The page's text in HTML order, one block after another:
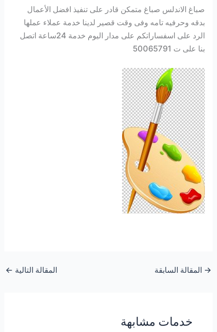
صباغ الاندلس صباغ متمكن قادر على تنفيذ افضل الأعمال
بدقه وحرفيه تامه وفى وقت قصير لدينا خدمة عملاء عملها
الرد على اسفساراتكم على مدار اليوم خدمة 24ساعة اتصل
بنا على ت 50065791
→ المقالة السابقة المقالة التالية ←
خدمات مشابهة